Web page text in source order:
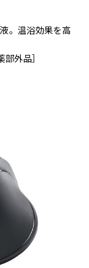
。温浴効果を高
外品］